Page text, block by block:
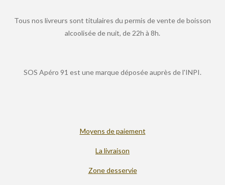
Tous nos livreurs sont titulaires du permis de vente de boisson
alcoolisée de nuit, de 22h à 8h.
SOS Apéro 91 est une marque déposée auprès de l'INPI.
Moyens de paiement
La livraison
Zone desservie